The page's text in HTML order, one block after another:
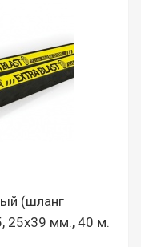
(шланг
25х39 мм., 40 м.